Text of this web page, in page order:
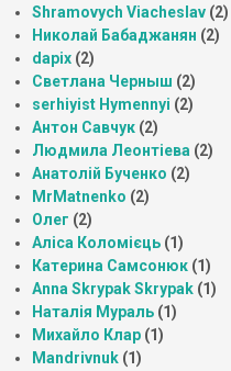
Shramovych Viacheslav (2)
Николай Бабаджанян (2)
dapix (2)
Светлана Черныш (2)
serhiyist Hymennyi (2)
Антон Савчук (2)
Людмила Леонтіева (2)
Анатолій Бученко (2)
MrMatnenko (2)
Олег (2)
Аліса Коломієць (1)
Катерина Самсонюк (1)
Anna Skrypak Skrypak (1)
Наталія Мураль (1)
Михайло Клар (1)
Mandrivnuk (1)